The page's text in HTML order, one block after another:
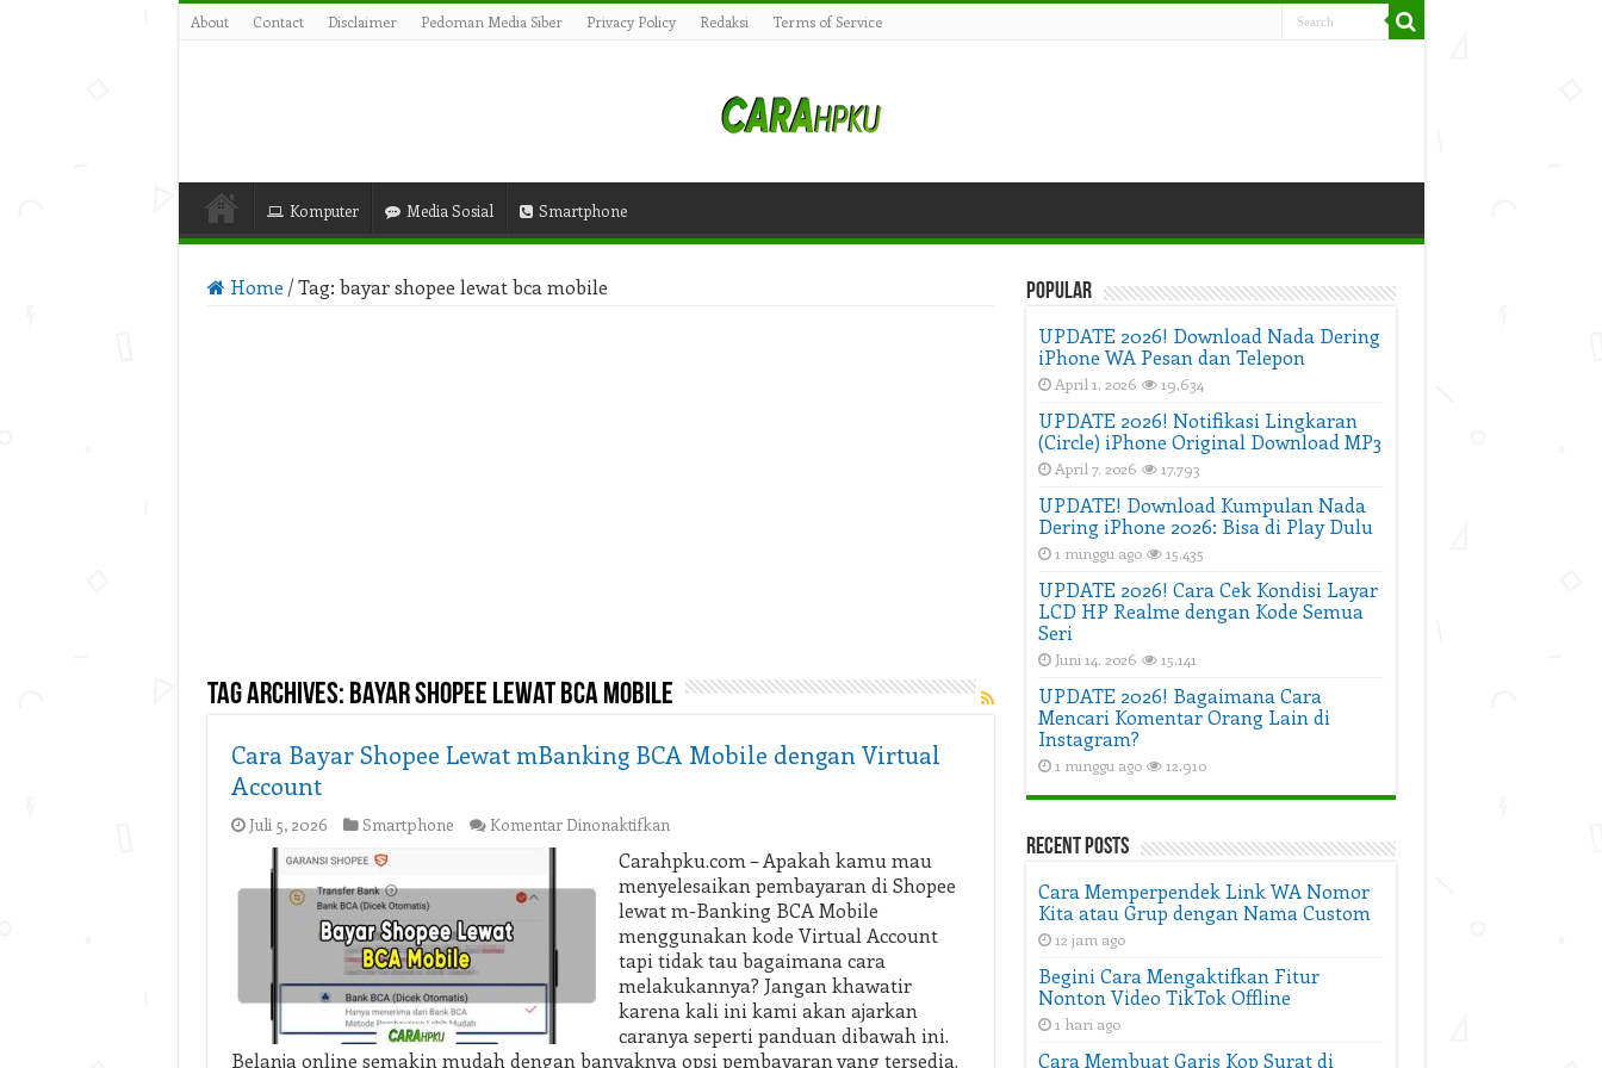
About Contact Disclaimer Pedoman Media Siber Privacy Policy Redaksi Terms of Service
Komputer Media Sosial Smartphone
Home /Tag: bayar shopee lewat bca mobile
Tag Archives: bayar shopee lewat bca mobile
Cara Bayar Shopee Lewat mBanking BCA Mobile dengan Virtual
Account
Juli 5, 2026 Smartphone Komentar Dinonaktifkanpada
Bayar
Shopee
Lewat
mBanking
BCA
Mobile
dengan
Account
Carahpku.com – Apakah kamu mau
menyelesaikan pembayaran di Shopee
lewat m-Banking BCA Mobile
menggunakan kode Virtual Account
tapi tidak tau bagaimana cara
melakukannya? Jangan khawatir
karena kali ini kami akan ajarkan
caranya seperti panduan dibawah ini.
Belanja online semakin mudah dengan banyaknya opsi pembayaran yang tersedia.
Popular
UPDATE 2026! Download Nada Dering
iPhone WA Pesan dan Telepon
April 1, 2026 19,634
UPDATE 2026! Notifikasi Lingkaran
(Circle) iPhone Original Download MP3
April 7, 2026 17,793
UPDATE! Download Kumpulan Nada
Dering iPhone 2026: Bisa di Play Dulu
1 minggu ago 15,435
UPDATE 2026! Cara Cek Kondisi Layar
LCD HP Realme dengan Kode Semua
Seri
Juni 14, 2026 15,141
UPDATE 2026! Bagaimana Cara
Mencari Komentar Orang Lain di
Instagram?
1 minggu ago 12,910
Recent Posts
Cara Memperpendek Link WA Nomor
Kita atau Grup dengan Nama Custom
12 jam ago
Begini Cara Mengaktifkan Fitur
Nonton Video TikTok Offline
1 hari ago
Cara Membuat Garis Kop Surat di